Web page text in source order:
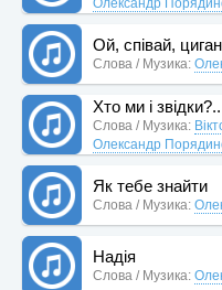
Ой, співай,
Слова / Музика:
Хто ми і звідки?..
Слова / Музика:
Олександр
Як тебе знайти
Слова / Музика:
Надія
Слова / Музика: